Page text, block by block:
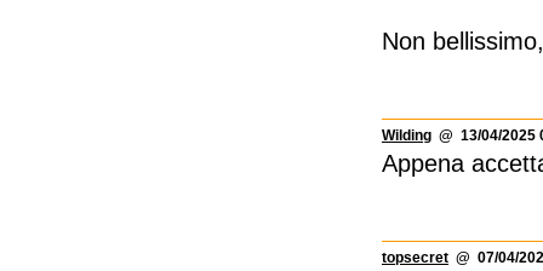
Non
Wilding @ 13/04/2025
Appena
topsecret @ 07/04/